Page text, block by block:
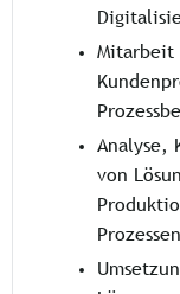
Mitarbeit
Analyse,
von